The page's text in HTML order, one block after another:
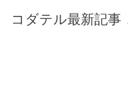
コダテル最新記事